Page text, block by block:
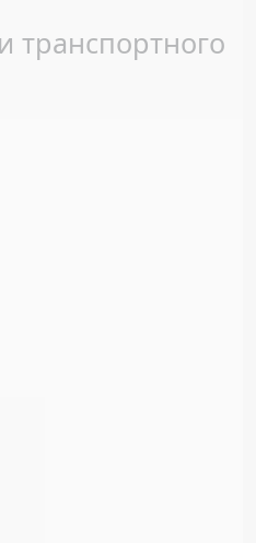
транспортного